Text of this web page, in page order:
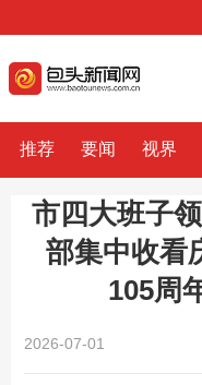
推荐 要闻 视界
市四大班子
部集中收看
105周
2026-07-01